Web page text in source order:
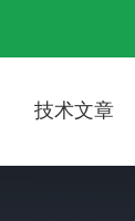
技术文章